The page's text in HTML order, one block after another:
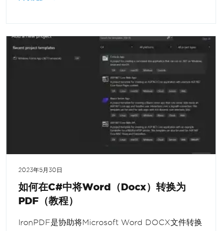
2023年5月30日
如何在C#中将Word（Docx）转换为
PDF（教程）
IronPDF是协助将Microsoft Word DOCX文件转换